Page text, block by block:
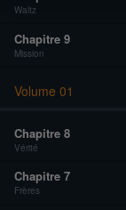
Waltz
Chapitre 9
Mission
Volume 01
Chapitre 8
Vérité
Chapitre 7
Frères